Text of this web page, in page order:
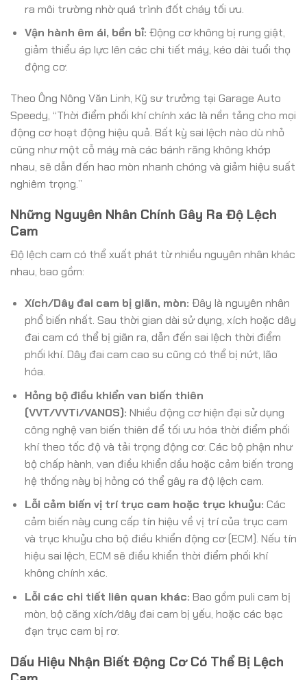
ra môi trường nhờ quá trình đốt cháy tối ưu.
Vận hành êm ái, bền bỉ: Động cơ không bị rung giật,
giảm thiểu áp lực lên các chi tiết máy, kéo dài tuổi thọ
động cơ.
Theo Ông Nông Văn Linh, Kỹ sư trưởng tại Garage Auto
Speedy, “Thời điểm phối khí chính xác là nền tảng cho mọi
động cơ hoạt động hiệu quả. Bất kỳ sai lệch nào dù nhỏ
cũng như một cỗ máy mà các bánh răng không khớp
nhau, sẽ dẫn đến hao mòn nhanh chóng và giảm hiệu suất
nghiêm trọng.”
Những Nguyên Nhân Chính Gây Ra Độ Lệch
Cam
Độ lệch cam có thể xuất phát từ nhiều nguyên nhân khác
nhau, bao gồm:
Xích/Dây đai cam bị giãn, mòn: Đây là nguyên nhân
phổ biến nhất. Sau thời gian dài sử dụng, xích hoặc dây
đai cam có thể bị giãn ra, dẫn đến sai lệch thời điểm
phối khí. Dây đai cam cao su cũng có thể bị nứt, lão
hóa.
Hỏng bộ điều khiển van biến thiên
(VVT/VVTi/VANOS): Nhiều động cơ hiện đại sử dụng
công nghệ van biến thiên để tối ưu hóa thời điểm phối
khí theo tốc độ và tải trọng động cơ. Các bộ phận như
bộ chấp hành, van điều khiển dầu hoặc cảm biến trong
hệ thống này bị hỏng có thể gây ra độ lệch cam.
Lỗi cảm biến vị trí trục cam hoặc trục khuỷu: Các
cảm biến này cung cấp tín hiệu về vị trí của trục cam
và trục khuỷu cho bộ điều khiển động cơ (ECM). Nếu tín
hiệu sai lệch, ECM sẽ điều khiển thời điểm phối khí
không chính xác.
Lỗi các chi tiết liên quan khác: Bao gồm puli cam bị
mòn, bộ căng xích/dây đai cam bị yếu, hoặc các bạc
đạn trục cam bị rơ.
Dấu Hiệu Nhận Biết Động Cơ Có Thể Bị Lệch